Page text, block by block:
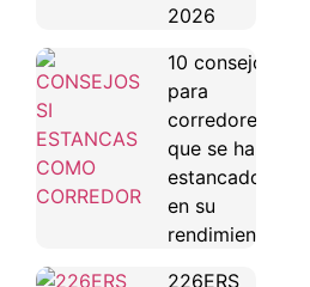
2026
10 consejos
para
corredores
que se han
estancado
en su
rendimiento
226ERS